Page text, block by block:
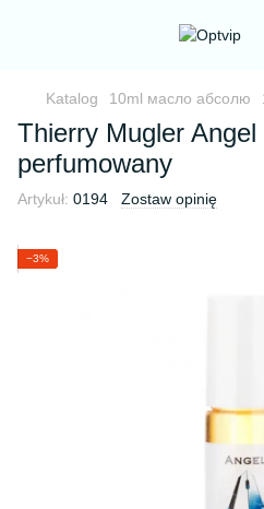
Katalog 10ml масло абсолю
Thierry Mugler Angel
perfumowany
Artykuł: 0194 Zostaw opinię
−3%